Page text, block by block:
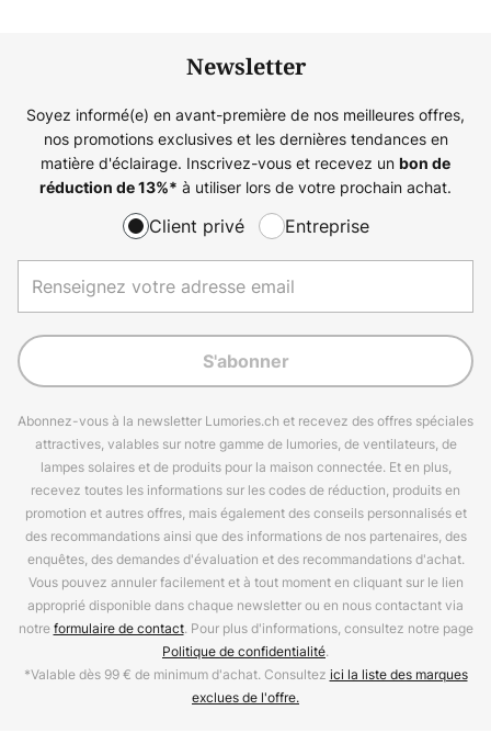
Newsletter
Soyez informé(e) en avant-première de nos meilleures offres,
nos promotions exclusives et les dernières tendances en
matière d'éclairage. Inscrivez-vous et recevez un bon de
réduction de13%* à utiliser lors de votre prochain achat.
Client privé Entreprise
S'abonner
Abonnez-vous à la newsletter Lumories.ch et recevez des offres spéciales
attractives, valables sur notre gamme de lumories, de ventilateurs, de
lampes solaires et de produits pour la maison connectée. Et en plus,
recevez toutes les informations sur les codes de réduction, produits en
promotion et autres offres, mais également des conseils personnalisés et
des recommandations ainsi que des informations de nos partenaires, des
enquêtes, des demandes d'évaluation et des recommandations d'achat.
Vous pouvez annuler facilement et à tout moment en cliquant sur le lien
approprié disponible dans chaque newsletter ou en nous contactant via
notreformulaire de contact. Pour plus d'informations, consultez notre page
Politique de confidentialité.
*Valable dès 99 € de minimum d'achat. Consultez ici la liste des marques
exclues de l'offre.